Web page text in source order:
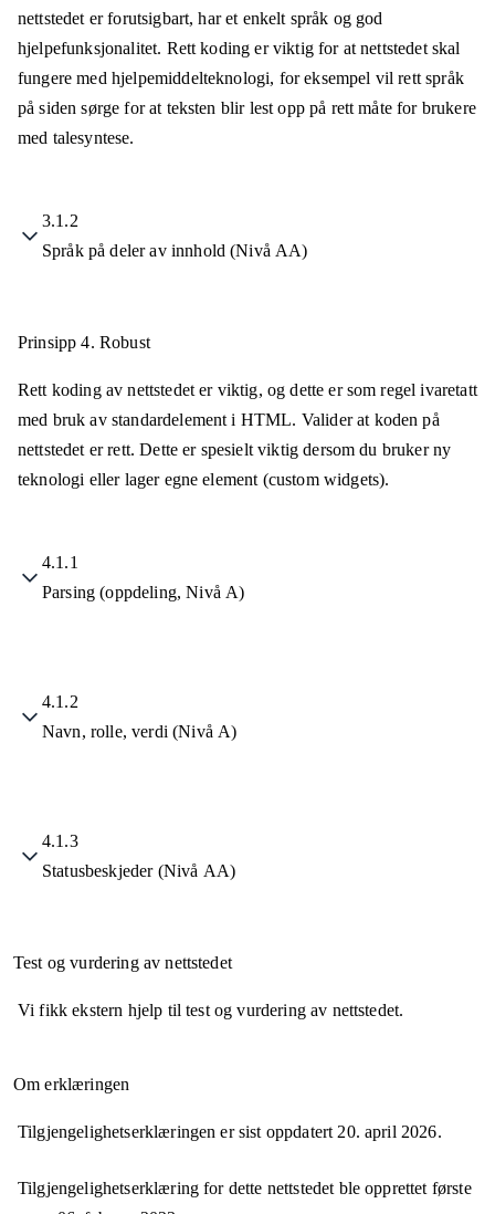
nettstedet er forutsigbart, har et enkelt språk og god
hjelpefunksjonalitet. Rett koding er viktig for at nettstedet skal
fungere med hjelpemiddelteknologi, for eksempel vil rett språk
på siden sørge for at teksten blir lest opp på rett måte for brukere
med talesyntese.
3.1.2
Språk på deler av innhold (Nivå AA)
Prinsipp 4. Robust
Rett koding av nettstedet er viktig, og dette er som regel ivaretatt
med bruk av standardelement i HTML. Valider at koden på
nettstedet er rett. Dette er spesielt viktig dersom du bruker ny
teknologi eller lager egne element (custom widgets).
4.1.1
Parsing (oppdeling, Nivå A)
4.1.2
Navn, rolle, verdi (Nivå A)
4.1.3
Statusbeskjeder (Nivå AA)
Test og vurdering av nettstedet
Vi fikk ekstern hjelp til test og vurdering av nettstedet.
Om erklæringen
Tilgjengelighetserklæringen er sist oppdatert20. april 2026.
Tilgjengelighetserklæring for dette nettstedet ble opprettet første